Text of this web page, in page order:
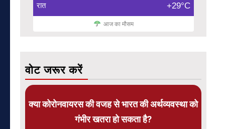
रात +29°C
आज का मौसम
वोट जरूर करें
क्या कोरोनवायरस की वजह से भारत की अर्थव्यवस्था को
गंभीर खतरा हो सकता है?